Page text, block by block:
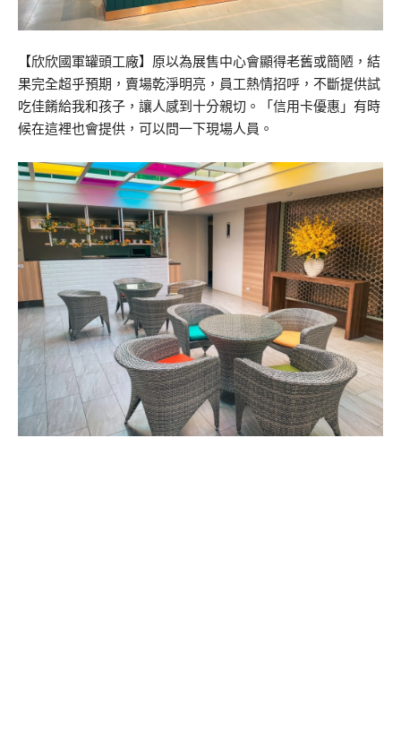
【欣欣國軍罐頭工廠】原以為展售中心會顯得老舊或簡陋，結
果完全超乎預期，賣場乾淨明亮，員工熱情招呼，不斷提供試
吃佳餚給我和孩子，讓人感到十分親切。「信用卡優惠」有時
候在這裡也會提供，可以問一下現場人員。